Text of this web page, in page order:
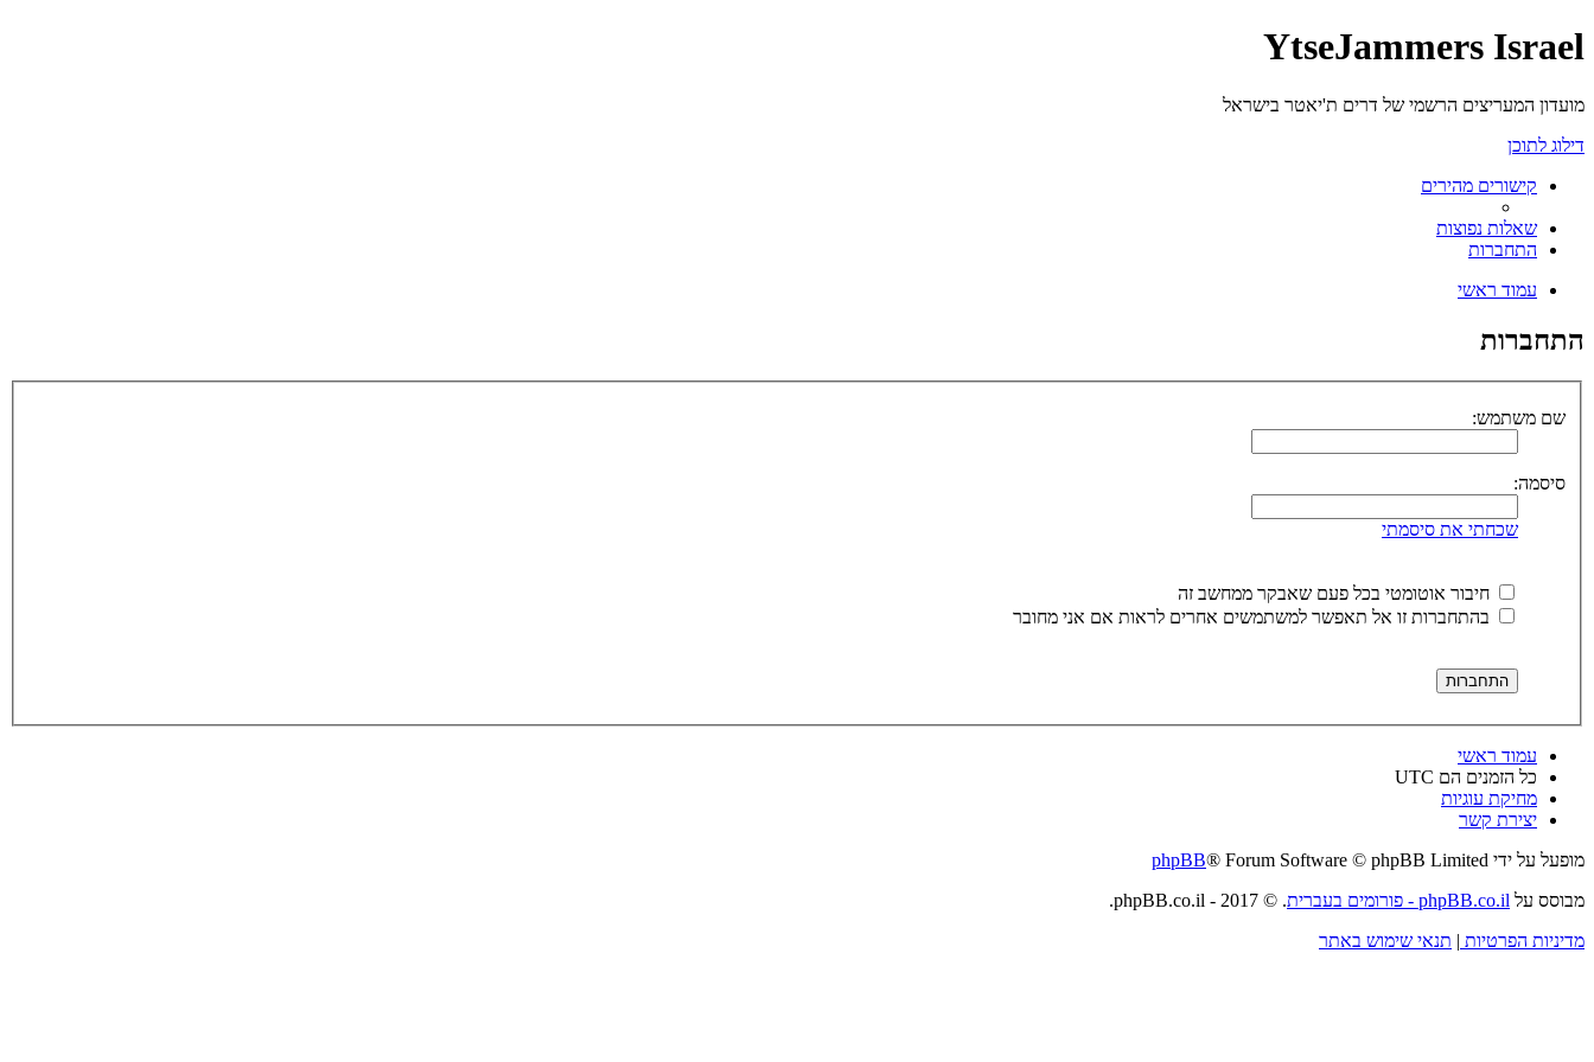
YtseJammers Israel
מועדון המעריצים הרשמי של דרים ת'יאטר בישראל
דילוג לתוכן
קישורים מהירים
שאלות נפוצות
התחברות
עמוד ראשי
התחברות
שם משתמש:
סיסמה:
שכחתי את סיסמתי
חיבור אוטומטי בכל פעם שאבקר ממחשב זה
בהתחברות זו אל תאפשר למשתמשים אחרים לראות אם אני מחובר
עמוד ראשי
כל הזמנים הם UTC
מחיקת עוגיות
יצירת קשר
מופעל על ידי
phpBB® Forum Software © phpBB Limited
מבוסס על phpBB.co.il - פורומים בעברית
. © 2017 - phpBB.co.il.
מדיניות הפרטיות | תנאי שימוש באתר